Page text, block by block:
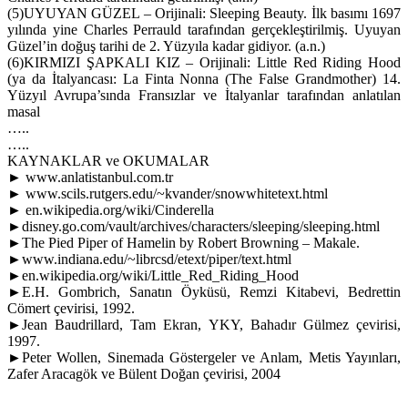
(5)UYUYAN GÜZEL – Orijinali: Sleeping Beauty. İlk basımı 1697
yılında yine Charles Perrauld tarafından gerçekleştirilmiş. Uyuyan
Güzel’in doğuş tarihi de 2. Yüzyıla kadar gidiyor. (a.n.)
(6)KIRMIZI ŞAPKALI KIZ – Orijinali: Little Red Riding Hood
(ya da İtalyancası: La Finta Nonna (The False Grandmother) 14.
Yüzyıl Avrupa’sında Fransızlar ve İtalyanlar tarafından anlatılan
masal
…..
…..
KAYNAKLAR ve OKUMALAR
► www.anlatistanbul.com.tr
► www.scils.rutgers.edu/~kvander/snowwhitetext.html
► en.wikipedia.org/wiki/Cinderella
►disney.go.com/vault/archives/characters/sleeping/sleeping.html
►The Pied Piper of Hamelin by Robert Browning – Makale.
►www.indiana.edu/~librcsd/etext/piper/text.html
►en.wikipedia.org/wiki/Little_Red_Riding_Hood
►E.H. Gombrich, Sanatın Öyküsü, Remzi Kitabevi, Bedrettin
Cömert çevirisi, 1992.
►Jean Baudrillard, Tam Ekran, YKY, Bahadır Gülmez çevirisi,
1997.
►Peter Wollen, Sinemada Göstergeler ve Anlam, Metis Yayınları,
Zafer Aracagök ve Bülent Doğan çevirisi, 2004